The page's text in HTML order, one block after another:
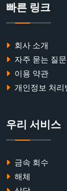
빠른 링크
회사 소개
자주 묻는 질
이용 약관
개인정보 처리
우리 서비스
금속 회수
해체